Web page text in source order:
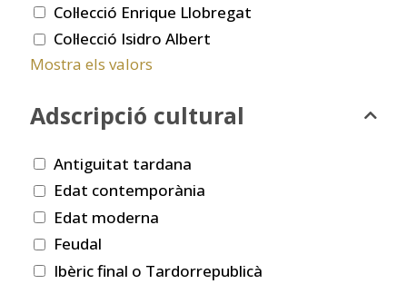
Col·lecció Enrique Llobregat
Col·lecció Isidro Albert
Mostra els valors
Adscripció cultural
Antiguitat tardana
Edat contemporània
Edat moderna
Feudal
Ibèric final o Tardorrepublicà